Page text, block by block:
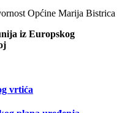
Općine Marija Bistrica
iz Europskog
vrtića